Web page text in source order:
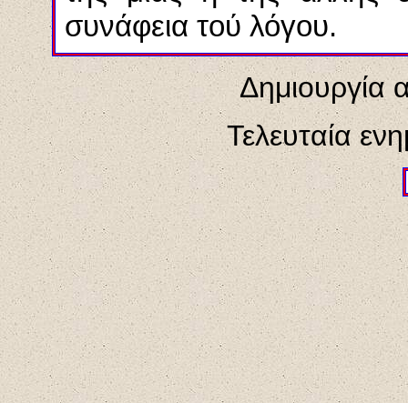
συνάφεια τού λόγου.
Δημιουργία
Τελευταία